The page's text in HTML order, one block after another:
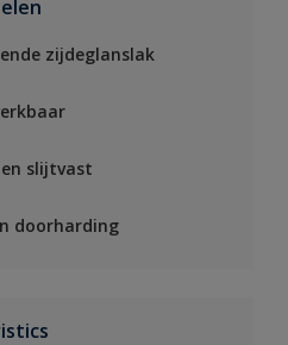
zijdeglanslak
slijtvast
doorharding